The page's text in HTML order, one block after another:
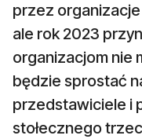
przez
ale rok 2023
organizacjom nie
będzie sprostać
przedstawiciele i
stołecznego